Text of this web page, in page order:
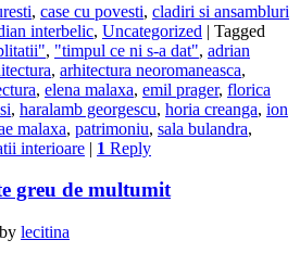
, case cu povesti, cladiri si ansambluri
interbelic, Uncategorized | Tagged
, "timpul ce ni s-a dat", adrian
, arhitectura neoromaneasca,
, elena malaxa, emil prager, florica
, haralamb georgescu, horia creanga, ion
malaxa, patrimoniu, sala bulandra,
interioare | 1 Reply
greu de multumit
by lecitina